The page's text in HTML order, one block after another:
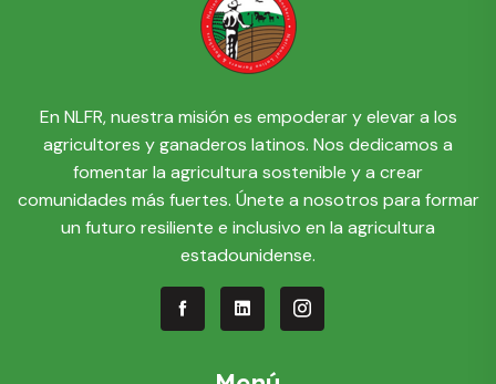
En NLFR, nuestra misión es empoderar y elevar a los
agricultores y ganaderos latinos. Nos dedicamos a
fomentar la agricultura sostenible y a crear
comunidades más fuertes. Únete a nosotros para formar
un futuro resiliente e inclusivo en la agricultura
estadounidense.